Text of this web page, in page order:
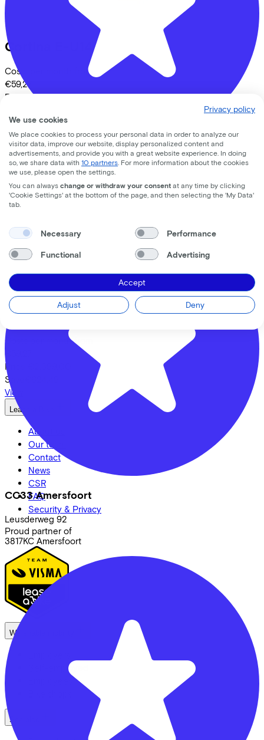
Bike Totaal Smeeing
Koningsweg 16
3762 EC
CC33 Amersfoort
Leusderweg 92
3817KC Amersfoort
Cortina
Costs per month from
€59,27
Price
€2.399,00
View
Cortina E-U11
Costs per month from
€59,27
Price
Save
View
Lease a Bike
About us
Our team
Contact
News
CSR
FAQ
Security & Privacy
Proud partner of
We enable mobility
Self-employed
See also
Privacy policy
We use cookies
We place cookies to process your personal data in order to analyze our
visitor data, improve our website, display personalized content and
advertisements, and provide you with a great website experience. In doing
so, we share data with 10 partners . For more information about the cookies
we use, please open the settings.
You can always change or withdraw your consent at any time by clicking
'Cookie Settings' at the bottom of the page, and then selecting the 'My Data'
tab.
Necessary Performance
Functional Advertising
Accept
Adjust Deny